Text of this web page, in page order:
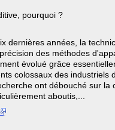
pourquoi ?
dernières années, la
des méthodes
évolué grâce
colossaux des industriels
ont débouché sur la
aboutis,...